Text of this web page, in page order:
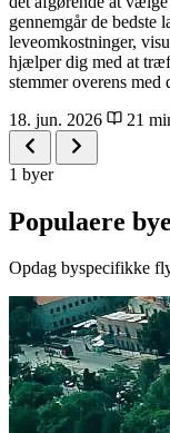
gennemgår de bedste
leveomkostninger,
hjælper dig med at
stemmer overens med
18. jun. 2026
21
1 byer
Populaere
Opdag byspecifikke